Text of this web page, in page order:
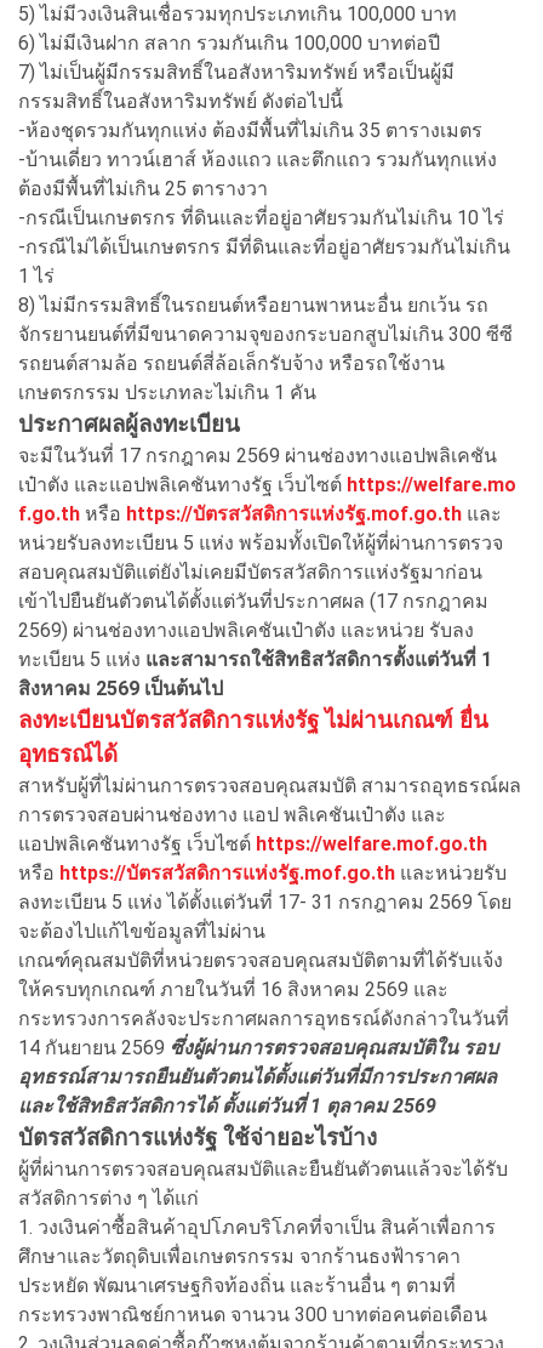
5) ไม่มีวงเงินสินเชื่อรวมทุกประเภทเกิน 100,000 บาท
6) ไม่มีเงินฝาก สลาก รวมกันเกิน 100,000 บาทต่อปี
7) ไม่เป็นผู้มีกรรมสิทธิ์ในอสังหาริมทรัพย์ หรือเป็นผู้มี
กรรมสิทธิ์ในอสังหาริมทรัพย์ ดังต่อไปนี้
-ห้องชุดรวมกันทุกแห่ง ต้องมีพื้นที่ไม่เกิน 35 ตารางเมตร
-บ้านเดี่ยว ทาวน์เฮาส์ ห้องแถว และตึกแถว รวมกันทุกแห่ง
ต้องมีพื้นที่ไม่เกิน 25 ตารางวา
-กรณีเป็นเกษตรกร ที่ดินและที่อยู่อาศัยรวมกันไม่เกิน 10 ไร่
-กรณีไม่ได้เป็นเกษตรกร มีที่ดินและที่อยู่อาศัยรวมกันไม่เกิน
1 ไร่
8) ไม่มีกรรมสิทธิ์ในรถยนต์หรือยานพาหนะอื่น ยกเว้น รถ
จักรยานยนต์ที่มีขนาดความจุของกระบอกสูบไม่เกิน 300 ซีซี
รถยนต์สามล้อ รถยนต์สี่ล้อเล็กรับจ้าง หรือรถใช้งาน
เกษตรกรรม ประเภทละไม่เกิน 1 คัน
ประกาศผลผู้ลงทะเบียน
จะมีในวันที่ 17 กรกฎาคม 2569 ผ่านช่องทางแอปพลิเคชัน
เป๋าตัง และแอปพลิเคชันทางรัฐ เว็บไซต์ https://welfare.mo
f.go.th หรือ https://บัตรสวัสดิการแห่งรัฐ.mof.go.th และ
หน่วยรับลงทะเบียน 5 แห่ง พร้อมทั้งเปิดให้ผู้ที่ผ่านการตรวจ
สอบคุณสมบัติแต่ยังไม่เคยมีบัตรสวัสดิการแห่งรัฐมาก่อน
เข้าไปยืนยันตัวตนได้ตั้งแต่วันที่ประกาศผล (17 กรกฎาคม
2569) ผ่านช่องทางแอปพลิเคชันเป๋าตัง และหน่วย รับลง
ทะเบียน 5 แห่ง และสามารถใช้สิทธิสวัสดิการตั้งแต่วันที่ 1
สิงหาคม 2569 เป็นต้นไป
ลงทะเบียนบัตรสวัสดิการแห่งรัฐ ไม่ผ่านเกณฑ์ ยื่น
อุทธรณ์ได้
สาหรับผู้ที่ไม่ผ่านการตรวจสอบคุณสมบัติ สามารถอุทธรณ์ผล
การตรวจสอบผ่านช่องทาง แอป พลิเคชันเป๋าตัง และ
แอปพลิเคชันทางรัฐ เว็บไซต์ https://welfare.mof.go.th
หรือ https://บัตรสวัสดิการแห่งรัฐ.mof.go.th และหน่วยรับ
ลงทะเบียน 5 แห่ง ได้ตั้งแต่วันที่ 17- 31 กรกฎาคม 2569 โดย
จะต้องไปแก้ไขข้อมูลที่ไม่ผ่าน
เกณฑ์คุณสมบัติที่หน่วยตรวจสอบคุณสมบัติตามที่ได้รับแจ้ง
ให้ครบทุกเกณฑ์ ภายในวันที่ 16 สิงหาคม 2569 และ
กระทรวงการคลังจะประกาศผลการอุทธรณ์ดังกล่าวในวันที่
14 กันยายน 2569 ซึ่งผู้ผ่านการตรวจสอบคุณสมบัติใน รอบ
อุทธรณ์สามารถยืนยันตัวตนได้ตั้งแต่วันที่มีการประกาศผล
และใช้สิทธิสวัสดิการได้ ตั้งแต่วันที่ 1 ตุลาคม 2569
บัตรสวัสดิการแห่งรัฐ ใช้จ่ายอะไรบ้าง
ผู้ที่ผ่านการตรวจสอบคุณสมบัติและยืนยันตัวตนแล้วจะได้รับ
สวัสดิการต่าง ๆ ได้แก่
1. วงเงินค่าซื้อสินค้าอุปโภคบริโภคที่จาเป็น สินค้าเพื่อการ
ศึกษาและวัตถุดิบเพื่อเกษตรกรรม จากร้านธงฟ้าราคา
ประหยัด พัฒนาเศรษฐกิจท้องถิ่น และร้านอื่น ๆ ตามที่
กระทรวงพาณิชย์กาหนด จานวน 300 บาทต่อคนต่อเดือน